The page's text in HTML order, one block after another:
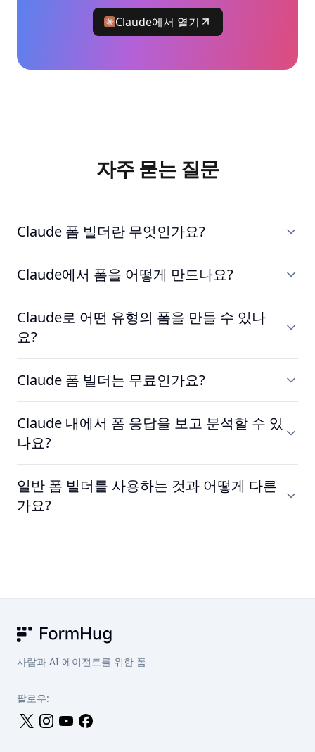
Claude에서 열기
자주 묻는 질문
Claude 폼 빌더란 무엇인가요?
Claude Code에서 직접 폼을 만들고, 공유하고, 관리할 수 있
습니다. FormHug가 Claude에 커넥터로 연결되므로 일상적
인 언어로 폼을 설명하고, 공유 가능한 링크를 받고, 제출을
보고, 대화를 떠나지 않고 결과를 분석할 수 있습니다.
Claude에서 폼을 어떻게 만드나요?
전화번호가 있는 가입 폼을 만들어 줘." Claude가 즉시 폼을
만들고 공유할 수 있는 공개 링크를 제공합니다. 대화식으로
어" 또는 "티셔츠 사이즈 드롭다운을 추가해" — 그러면 바로
업데이트됩니다.
Claude로 어떤 유형의 폼을 만들 수 있나
요?
주문 폼, RSVP, 고객 접수 폼, 얼리 액세스 페이지 등. Claude
에게 설명할 수 있다면 FormHug가 만들 수 있습니다. 각 폼
은 계정 없이 브라우저에서 누구나 작성할 수 있는 공개 링크
를 받습니다.
Claude 폼 빌더는 무료인가요?
을 포함한 무료 플랜을 제공합니다. 신용카드 없이 바로 폼 만
들기를 시작할 수 있습니다. 더 높은 제출 한도와 추가 기능이
Claude 내에서 폼 응답을 보고 분석할 수 있
나요?
필터링하거나, 차트와 요약이 있는 전체 리포트를 생성해 달
라고 하세요. "가장 흔한 응답은 무엇인가요?"와 같은 후속 질
일반 폼 빌더를 사용하는 것과 어떻게 다른
가요?
정이 Claude 대화 내에서 이루어집니다. Gmail, Notion,
동화할 수도 있습니다.
사람과 AI 에이전트를 위한 폼
팔로우: